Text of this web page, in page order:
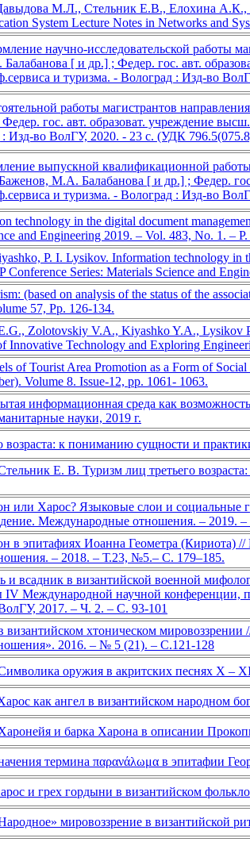
М.Л., Стельник Е.В., Елохина А.К.,
System Lecture Notes in Networks and
научно-исследовательской работы
[ и др.] ; Федер. гос. авт.
и туризма. - Волоград : Изд-во
работы магистрантов
гос. авт. образоват. учреждение
: Изд-во ВолГУ, 2020. - 23 с. (УДК
выпускной квалификационной
М.А. Балабанова [ и др.] ; Федер.
и туризма. - Волоград : Изд-во
technology in the digital document
and Engineering 2019. – Vol. 483, No. 1. – P.
P. I. Lysikov. Information technology in
Conference Series: Materials Science and
(based on analysis of the status of the
57, Pp. 126-134.
Zolotovskiy V.A., Kiyashko Y.A., Lysikov
Innovative Technology and Exploring
of Tourist Area Promotion as a Form of
Volume 8. Issue-12, pp. 1061- 1063.
информационная среда как
науки, 2019 г.
возраста: к пониманию сущности и
Е. В. Туризм лиц третьего
или Харос? Языковые слои и социальные
Международные отношения. – 2019.
в эпитафиях Иоанна Геометра (Кириота) //
– 2018. – Т.23, №5.– С. 179–185.
всадник в византийской военной
IV Международной научной конференции,
2017. – Ч. 2. – С. 93-101
хтоническом мировоззрении
2016. – № 5 (21). – С.121-128
оружия в акритских песнях X –
как ангел в византийском народном
и барка Харона в описании
термина παρανάλωμα в эпитафии
и грех гордыни в византийском
мировоззрение в византийской